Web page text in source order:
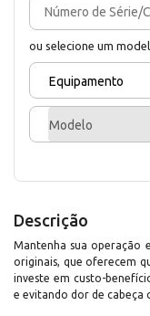
ou selecione um
Equipamento
Modelo
Descrição
Mantenha sua operação
originais, que oferecem
investe em custo-
e evitando dor de cabeça